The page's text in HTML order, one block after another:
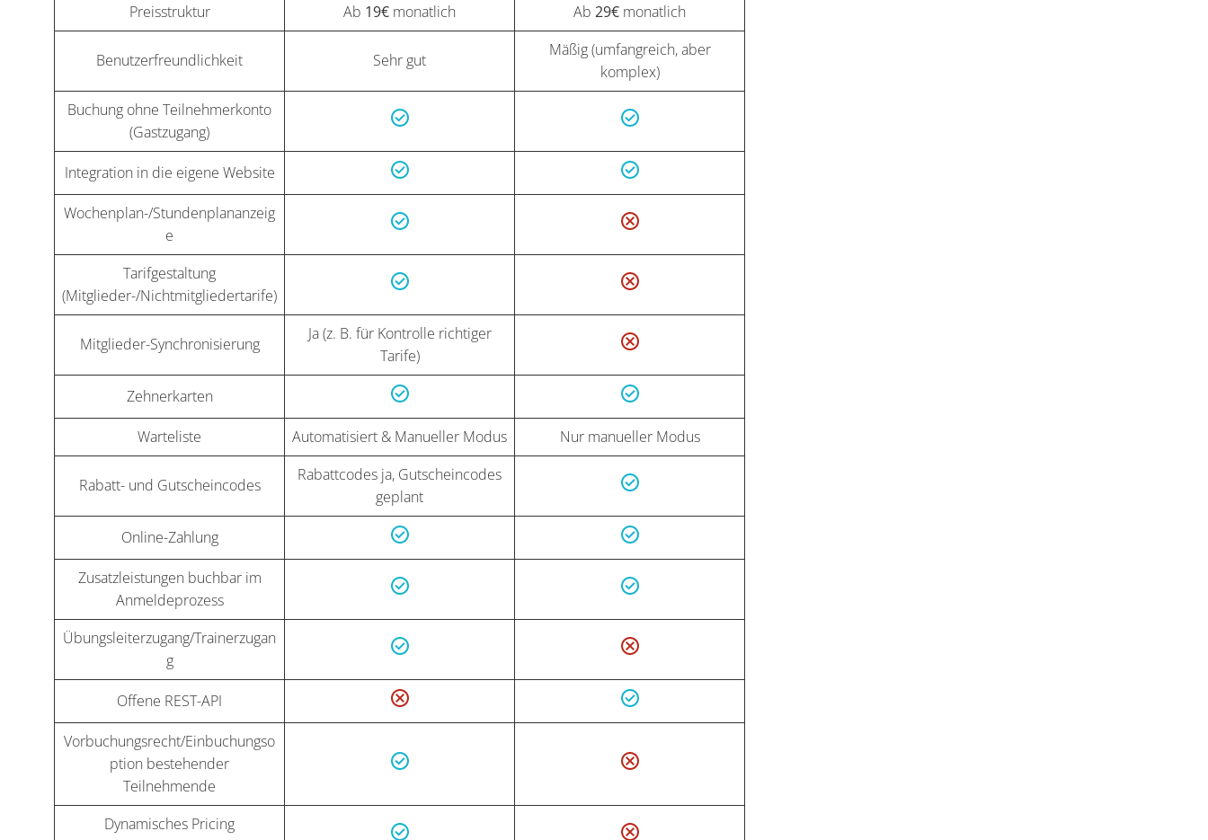
Preisstruktur Ab 19€ monatlich Ab 29€ monatlich
Benutzerfreundlichkeit Sehr gut
Mäßig (umfangreich, aber
komplex)
Buchung ohne Teilnehmerkonto
(Gastzugang)
Integration in die eigene Website
Wochenplan-/Stundenplananzeig
e
Tarifgestaltung
(Mitglieder-/Nichtmitgliedertarife)
Mitglieder-Synchronisierung
Ja (z. B. für Kontrolle richtiger
Tarife)
Zehnerkarten
Warteliste Automatisiert & Manueller Modus Nur manueller Modus
Rabatt- und Gutscheincodes
Rabattcodes ja, Gutscheincodes
geplant
Online-Zahlung
Zusatzleistungen buchbar im
Anmeldeprozess
Übungsleiterzugang/Trainerzugan
g
Offene REST-API
Vorbuchungsrecht/Einbuchungso
ption bestehender
Teilnehmende
Dynamisches Pricing